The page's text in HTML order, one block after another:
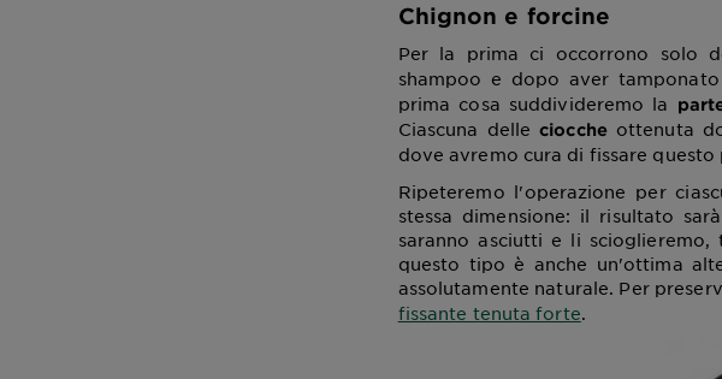
Chignon e forcine
Per la prima ci occorrono solo
shampoo e dopo aver
prima cosa suddivideremo la
Ciascuna dellecioccheottenuta
dove avremo cura di fissare questo
Ripeteremo l'operazione per
stessa dimensione: il risultato
saranno asciutti e li
questo tipo è anche un'ottima
assolutamente naturale. Per
fissante tenuta forte.